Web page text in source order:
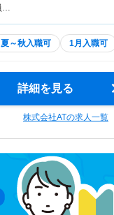
…
夏～秋入職可 1月入職可
詳細を見る
株式会社ATの求人一覧